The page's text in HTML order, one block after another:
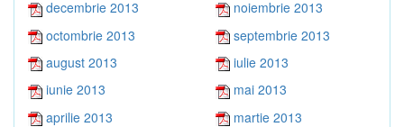
decembrie 2013
noiembrie 2013
octombrie 2013
septembrie 2013
august 2013
iulie 2013
iunie 2013
mai 2013
aprilie 2013
martie 2013